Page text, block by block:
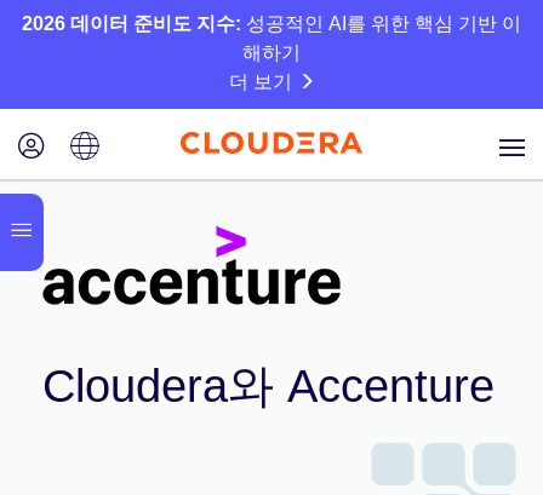
2026 데이터 준비도 지수: 성공적인 AI를 위한 핵심 기반 이
해하기
더 보기
Cloudera와 Accenture